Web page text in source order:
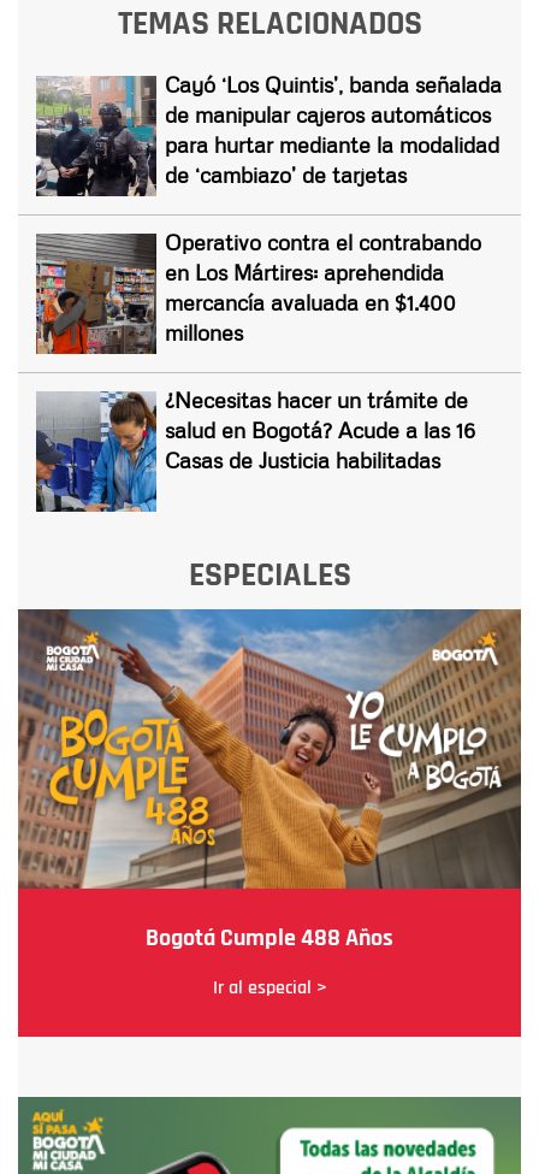
TEMAS RELACIONADOS
Cayó ‘Los Quintis’, banda señalada
de manipular cajeros automáticos
para hurtar mediante la modalidad
de ‘cambiazo’ de tarjetas
Operativo contra el contrabando
en Los Mártires: aprehendida
mercancía avaluada en $1.400
millones
¿Necesitas hacer un trámite de
salud en Bogotá? Acude a las 16
Casas de Justicia habilitadas
ESPECIALES
Bogotá Cumple 488 Años
Ir al especial >